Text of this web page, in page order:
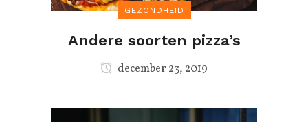
GEZONDHEID
Andere soorten pizza’s
december 23, 2019